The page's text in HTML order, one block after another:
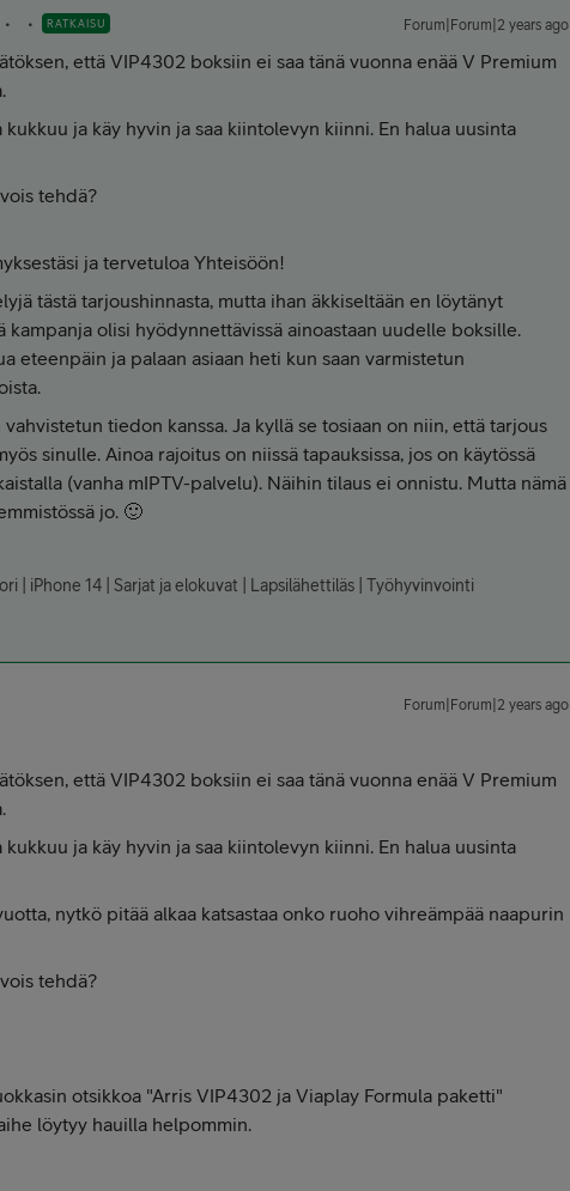
RATKAISU Forum|Forum|2 years ago
että VIP4302 boksiin ei saa tänä vuonna enää V Premium
ja käy hyvin ja saa kiintolevyn kiinni. En halua uusinta
tehdä?
ja tervetuloa Yhteisöön!
tästä tarjoushinnasta, mutta ihan äkkiseltään en löytänyt
kampanja olisi hyödynnettävissä ainoastaan uudelle boksille.
eteenpäin ja palaan asiaan heti kun saan varmistetun
vahvistetun tiedon kanssa. Ja kyllä se tosiaan on niin, että tarjous
sinulle. Ainoa rajoitus on niissä tapauksissa, jos on käytössä
(vanha mIPTV-palvelu). Näihin tilaus ei onnistu. Mutta nämä
jo. 🙂
| iPhone 14 | Sarjat ja elokuvat | Lapsilähettiläs | Työhyvinvointi
Forum|Forum|2 years ago
että VIP4302 boksiin ei saa tänä vuonna enää V Premium
ja käy hyvin ja saa kiintolevyn kiinni. En halua uusinta
nytkö pitää alkaa katsastaa onko ruoho vihreämpää naapurin
tehdä?
otsikkoa "Arris VIP4302 ja Viaplay Formula paketti"
löytyy hauilla helpommin.